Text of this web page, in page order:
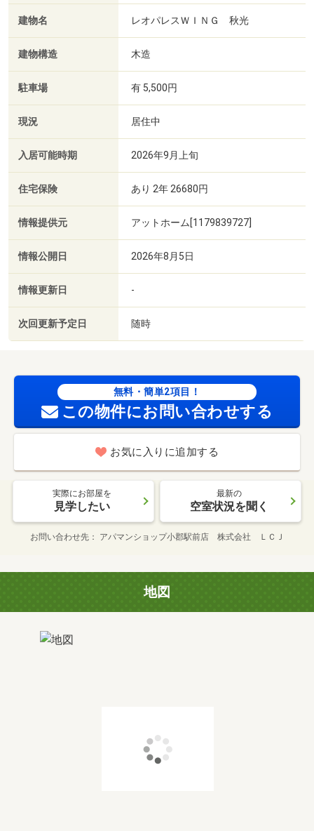
建物名 レオパレスＷＩＮＧ 秋光
建物構造 木造
駐車場 有 5,500円
現況 居住中
入居可能時期 2026年9月上旬
住宅保険 あり 2年 26680円
情報提供元 アットホーム[1179839727]
情報公開日 2026年8月5日
情報更新日 -
次回更新予定日 随時
無料・簡単2項目！
この物件にお問い合わせする
お気に入りに追加する
実際にお部屋を
見学したい
最新の
空室状況を聞く
お問い合わせ先 アパマンショップ小郡駅前店 株式会社 ＬＣＪ
地図